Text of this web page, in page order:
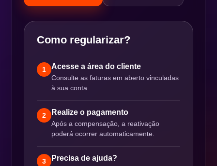
Como regularizar?
1 Acesse a área do cliente
Consulte as faturas em aberto vinculadas
à sua conta.
2 Realize o pagamento
Após a compensação, a reativação
poderá ocorrer automaticamente.
3 Precisa de ajuda?